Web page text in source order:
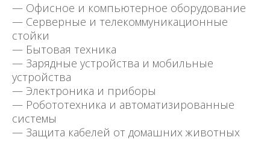
— Офисное и компьютерное оборудование
— Серверные и телекоммуникационные
стойки
— Бытовая техника
— Зарядные устройства и мобильные
устройства
— Электроника и приборы
— Робототехника и автоматизированные
системы
— Защита кабелей от домашних животных